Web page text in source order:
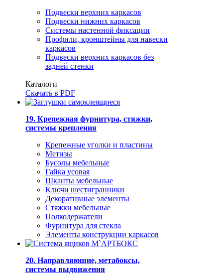
Подвески верхних каркасов
Подвески нижних каркасов
Системы настенной фиксации
Профили, кронштейны для навески
каркасов
Подвески верхних каркасов без
задней стенки
Каталоги
Скачать в PDF
19. Крепежная фурнитура, стяжки,
системы крепления
Крепежные уголки и пластины
Метизы
Бусолы мебельные
Гайка усовая
Шканты мебельные
Ключи шестигранники
Декоративные элементы
Стяжки мебельные
Полкодержатели
Фурнитура для стекла
Элементы конструкции каркасов
20. Направляющие, метабоксы,
системы выдвижения